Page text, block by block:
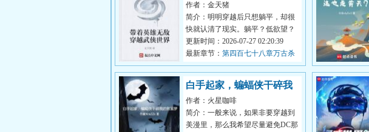
界
作者：金天猪
简介：明明穿越后只想躺平，却很
快就认清了现实。躺平？低欲望？
无欲无求？呵呵，不过是对自身能
力差的借...
更新时间：2026-07-27 02:20:39
最新章节： 第四百七十八章万古杀
局，战局反转
白手起家，蝙蝠侠干碎我
的致富梦
作者：火星咖啡
简介：一般来说，如果非要穿越到
美漫里，那么我希望尽量避免DC那